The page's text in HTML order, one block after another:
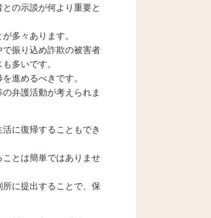
の示談が何より重要と
多々あります。
振り込め詐欺の被害者
多いです。
進めるべきです。
弁護活動が考えられま
に復帰することもでき
とは簡単ではありませ
に提出することで、保